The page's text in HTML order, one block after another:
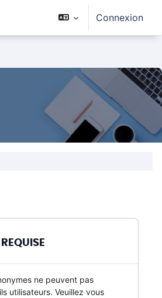
Connexion
ne peuvent pas
utilisateurs. Veuillez vous